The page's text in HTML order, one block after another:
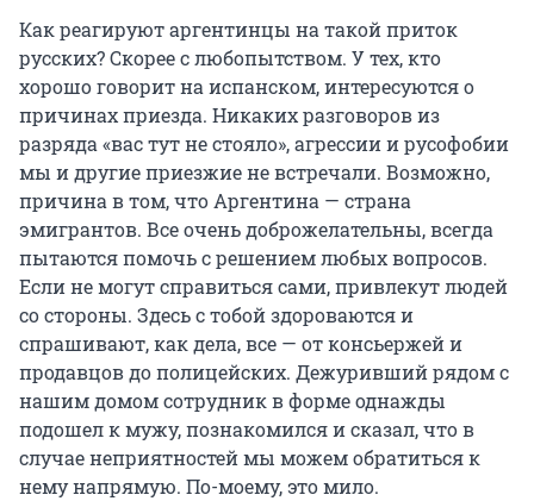
Как реагируют аргентинцы на такой приток
русских? Скорее с любопытством. У тех, кто
хорошо говорит на испанском, интересуются о
причинах приезда. Никаких разговоров из
разряда «вас тут не стояло», агрессии и русофобии
мы и другие приезжие не встречали. Возможно,
причина в том, что Аргентина — страна
эмигрантов. Все очень доброжелательны, всегда
пытаются помочь с решением любых вопросов.
Если не могут справиться сами, привлекут людей
со стороны. Здесь с тобой здороваются и
спрашивают, как дела, все — от консьержей и
продавцов до полицейских. Дежуривший рядом с
нашим домом сотрудник в форме однажды
подошел к мужу, познакомился и сказал, что в
случае неприятностей мы можем обратиться к
нему напрямую. По-моему, это мило.